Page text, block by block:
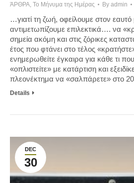
ΆΡΘΡΑ Το Μήνυμα της Ημέρας By admin
…γιατί τη ζωή, οφείλουμε στον
αντιμετωπίζουμε επιλεκτικά…. να
σημεία ακόμη και στις ζόρικες
έτος που φτάνει στο τέλος
ενημερωθείτε έγκαιρα για κάθε τι
«οπλιστείτε» με κατάρτιση και
πλεονέκτημα να «σαλπάρετε» στο
Details
DEC
30